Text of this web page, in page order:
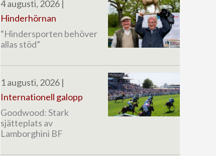
4 augusti, 2026 |
Hinderhörnan
“Hindersporten behöver
allas stöd”
1 augusti, 2026 |
Internationell galopp
Goodwood: Stark
sjätteplats av
Lamborghini BF